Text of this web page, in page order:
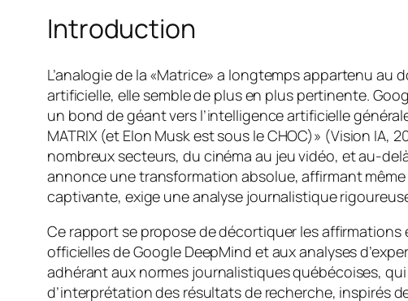
Introduction
L’analogie de la «Matrice» a longtemps appartenu
artificielle, elle semble de plus en plus pertinente.
un bond de géant vers l’intelligence artificielle
MATRIX (et Elon Musk est sous le CHOC)» (Vision
nombreux secteurs, du cinéma au jeu vidéo, et au-
annonce une transformation absolue, affirmant
captivante, exige une analyse journalistique
Ce rapport se propose de décortiquer les
officielles de Google DeepMind et aux analyses
adhérant aux normes journalistiques québécoises,
d’interprétation des résultats de recherche, inspirés